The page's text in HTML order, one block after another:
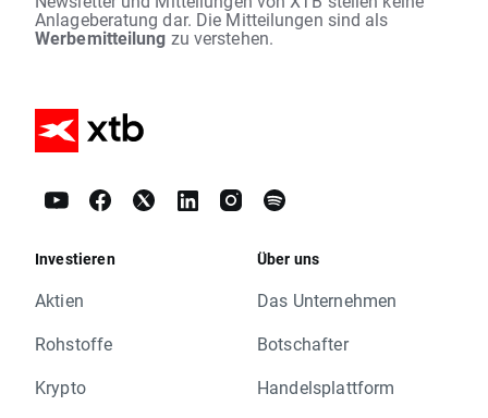
Anlageberatung dar. Die Mitteilungen sind als
Werbemitteilung zu verstehen.
Investieren
Aktien
Rohstoffe
Krypto
Über uns
Das Unternehmen
Botschafter
Handelsplattform